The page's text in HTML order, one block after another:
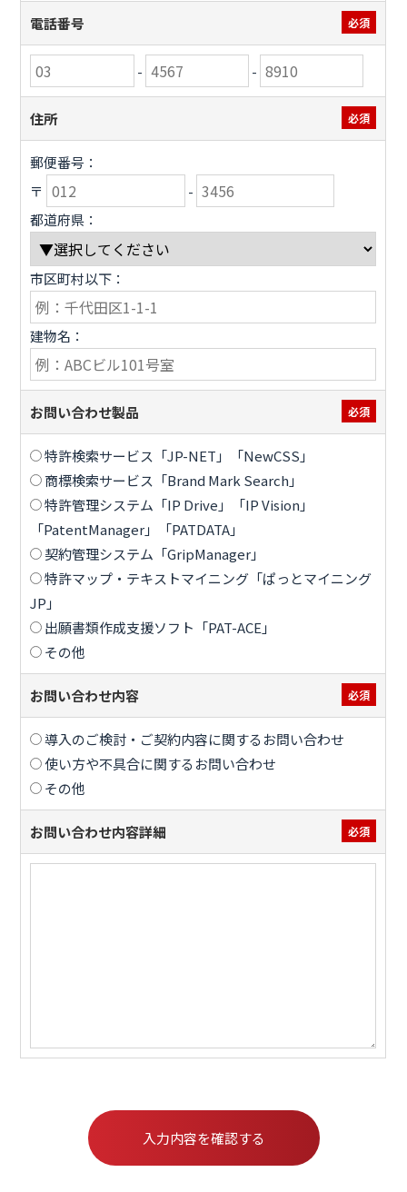
電話番号 必須
- -
住所 必須
郵便番号：
〒
-
都道府県：
市区町村以下：
建物名：
お問い合わせ製品 必須
特許検索サービス「JP-NET」「NewCSS」
商標検索サービス「Brand Mark Search」
特許管理システム「IP Drive」「IP Vision」
「PatentManager」「PATDATA」
契約管理システム「GripManager」
特許マップ・テキストマイニング「ぱっとマイニング
JP」
出願書類作成支援ソフト「PAT-ACE」
その他
お問い合わせ内容 必須
導入のご検討・ご契約内容に関するお問い合わせ
使い方や不具合に関するお問い合わせ
その他
お問い合わせ内容詳細 必須